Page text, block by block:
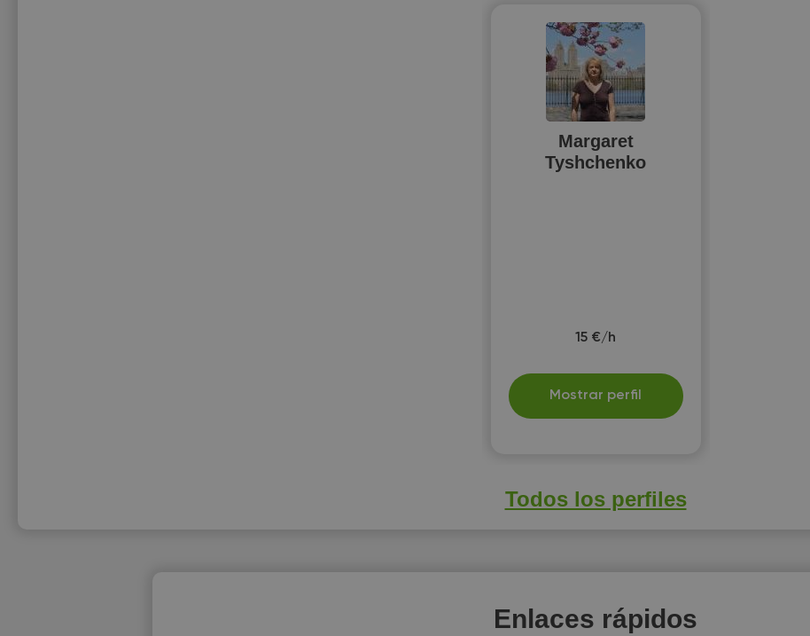
Margaret
Tyshchenko
15 €/h
Mostrar perfil
Todos los perfiles
Enlaces rápidos